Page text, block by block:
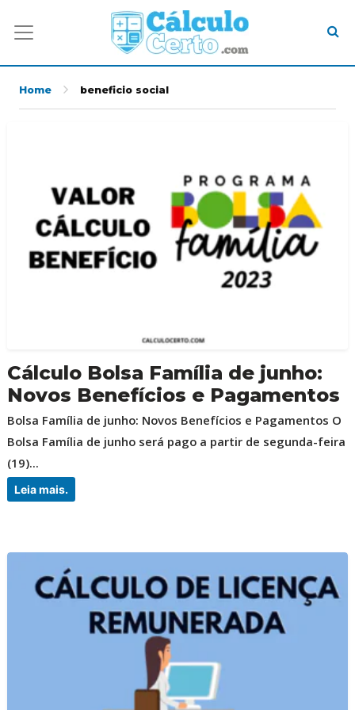
Home beneficio social
Cálculo Bolsa Família de junho:
Novos Benefícios e Pagamentos
Bolsa Família de junho: Novos Benefícios e Pagamentos O
Bolsa Família de junho será pago a partir de segunda-feira
(19)...
Leia mais.